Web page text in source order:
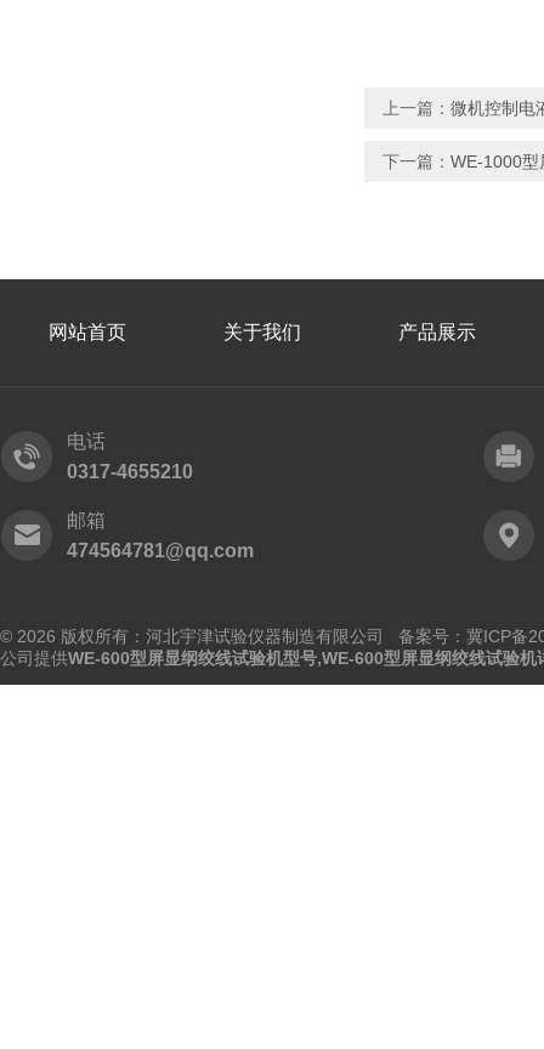
上一篇： 微机控制电
下一篇： WE-1000型
网站首页 关于我们 产品展示
电话
0317-4655210
邮箱
474564781@qq.com
© 2026 版权所有：河北宇津试验仪器制造有限公司 备案号：冀ICP备
公司提供WE-600型屏显纲绞线试验机型号,WE-600型屏显纲绞线试验机